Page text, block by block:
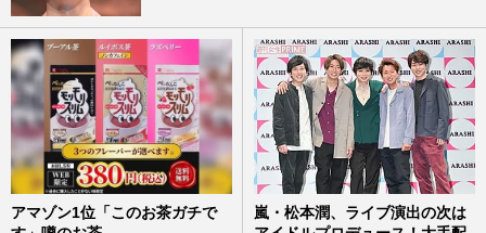
アマゾン1位「このお茶ガチで
嵐・松本潤、ライブ演出の次は